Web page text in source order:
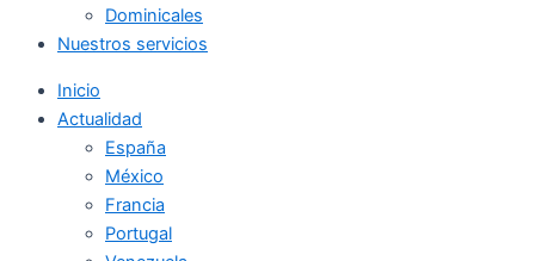
Dominicales
Nuestros servicios
Inicio
Actualidad
España
México
Francia
Portugal